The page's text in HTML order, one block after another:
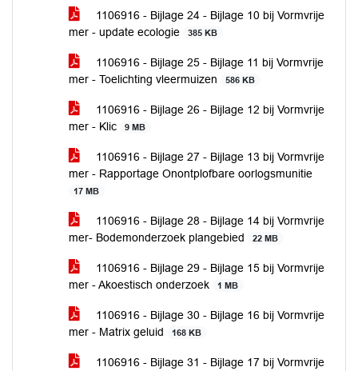
1106916 - Bijlage 24 - Bijlage 10 bij Vormvrije
mer - update ecologie
385 KB
1106916 - Bijlage 25 - Bijlage 11 bij Vormvrije
mer - Toelichting vleermuizen
586 KB
1106916 - Bijlage 26 - Bijlage 12 bij Vormvrije
mer - Klic
9 MB
1106916 - Bijlage 27 - Bijlage 13 bij Vormvrije
mer - Rapportage Onontplofbare oorlogsmunitie
17 MB
1106916 - Bijlage 28 - Bijlage 14 bij Vormvrije
mer- Bodemonderzoek plangebied
22 MB
1106916 - Bijlage 29 - Bijlage 15 bij Vormvrije
mer - Akoestisch onderzoek
1 MB
1106916 - Bijlage 30 - Bijlage 16 bij Vormvrije
mer - Matrix geluid
168 KB
1106916 - Bijlage 31 - Bijlage 17 bij Vormvrije